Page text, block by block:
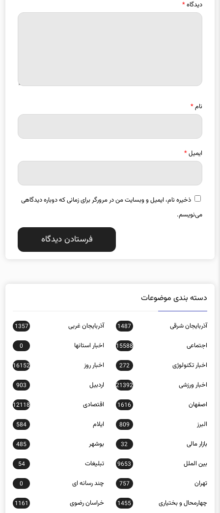
ایمیل*
ذخیره نام، ایمیل و وبسایت من در مرورگر برای زمانی که دوباره دیدگاهی
می‌نویسم.
آذربایجان شرقی
اجتماعی 15588 اخبار استانها 0
اخبار تکنولوژی 272 اخبار روز 16152
اخبار ورزشی 21392 اردبیل 903
اصفهان 1616 اقتصادی 12118
البرز 809
584
بازار مالی 32 بوشهر 485
بین الملل 9653 تبلیغات 54
تهران 757 چند رسانه ای 0
چهارمحال و بختیاری 1455 خراسان رضوی 1161
خراسان شمالی 980 خوزستان 1042